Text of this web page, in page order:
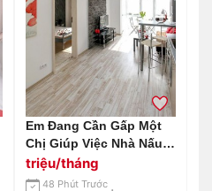
Em Đang Cần Gấp Một
Chị Giúp Việc Nhà Nấu
Ăn ,dọn Dẹp Nhà Cửa
Lương Tháng 14 Triệu
triệu/tháng
48 Phút Trước